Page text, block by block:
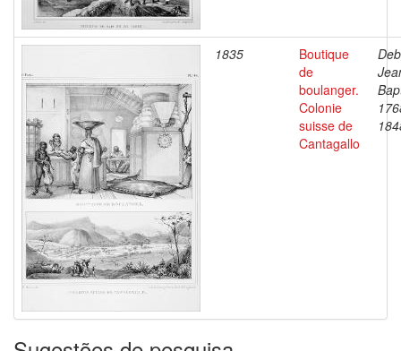
1835
Boutique
de
boulanger.
Colonie
suisse de
Cantagallo